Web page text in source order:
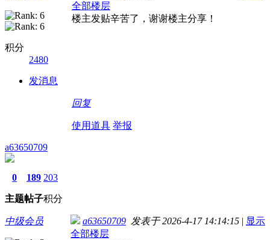
积分
2480
发消息
全部楼层
楼主发贴辛苦了，谢谢楼主分享！
回复
使用道具 举报
a63650709
0
主题
189
帖子
203
积分
中级会员 a63650709 发表于 2026-4-17 14:14:15 | 显示
全部楼层